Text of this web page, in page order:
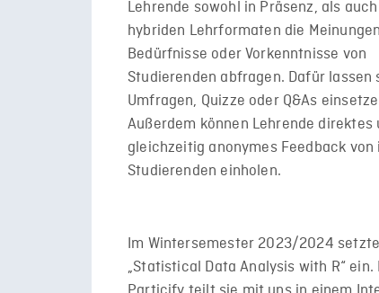
Lehrende sowohl in Präsenz, als
hybriden Lehrformaten die
Bedürfnisse oder Vorkenntnisse von
Studierenden abfragen. Dafür lassen
Umfragen, Quizze oder Q&As
Außerdem können Lehrende direktes
gleichzeitig anonymes Feedback von
Studierenden einholen.
Im Wintersemester 2023/2024
„Statistical Data Analysis with R“